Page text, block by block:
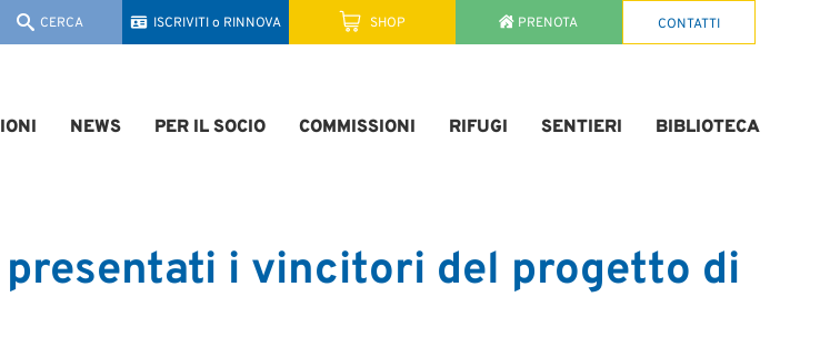
NEWS PER IL SOCIO COMMISSIONI RIFUGI SENTIERI BIBLIOTECA
presentati i vincitori del progetto di
CERCA ISCRIVITI o RINNOVA SHOP PRENOTA CONTATTI